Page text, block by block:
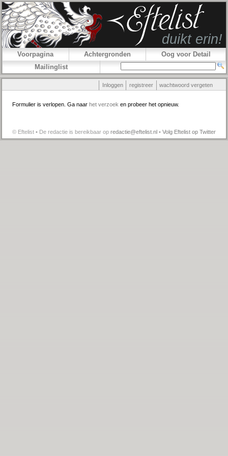
Voorpagina Achtergronden
Oog voor Detail
Mailinglist
Inloggen registreer wachtwoord vergeten
Formulier is verlopen. Ga naar het verzoek en probeer het opnieuw.
© Eftelist • De redactie is bereikbaar op redactie@eftelist.nl • Volg Eftelist op Twitter